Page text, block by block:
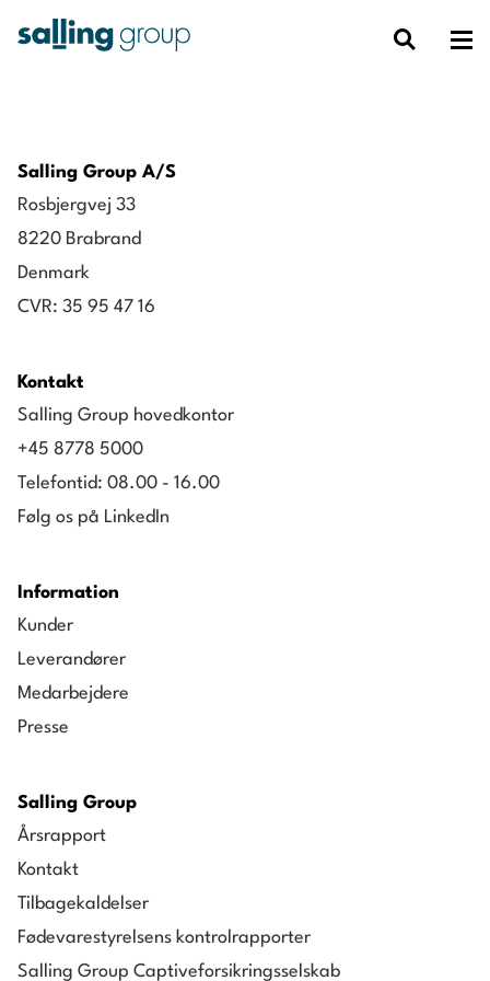
Salling Group A/S
Rosbjergvej 33
8220 Brabrand
Denmark
CVR: 35 95 47 16
Kontakt
Salling Group hovedkontor
+45 8778 5000
Telefontid: 08.00 - 16.00
Følg os på LinkedIn
Information
Kunder
Leverandører
Medarbejdere
Presse
Salling Group
Årsrapport
Kontakt
Tilbagekaldelser
Fødevarestyrelsens kontrolrapporter
Salling Group Captiveforsikringsselskab